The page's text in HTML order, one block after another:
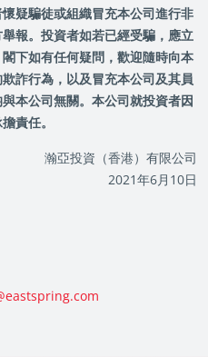
疑騙徒或組織冒充本公司進行非
報。投資者如若已經受騙，應立
下如有任何疑問，歡迎隨時向本
詐行為，以及冒充本公司及其員
本公司無關。本公司就投資者因
責任。
瀚亞投資（香港）有限公司
2021年6月10日